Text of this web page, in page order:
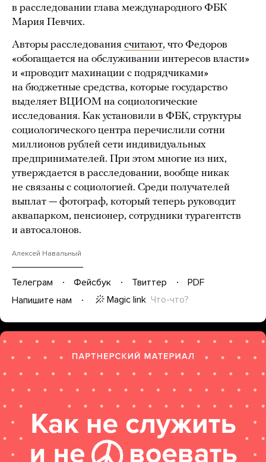
в расследовании глава международного ФБК
Мария Певчих.
Авторы расследования считают, что Федоров
«обогащается на обслуживании интересов власти»
и «проводит махинации с подрядчиками»
на бюджетные средства, которые государство
выделяет ВЦИОМ на социологические
исследования. Как установили в ФБК, структуры
социологического центра перечислили сотни
миллионов рублей сети индивидуальных
предпринимателей. При этом многие из них,
утверждается в расследовании, вообще никак
не связаны с социологией. Среди получателей
выплат — фотограф, который теперь руководит
аквапарком, пенсионер, сотрудники турагентств
и автосалонов.
Алексей Навальный
Телеграм Фейсбук Твиттер
PDF
Напишите нам
Magic link Что-что?